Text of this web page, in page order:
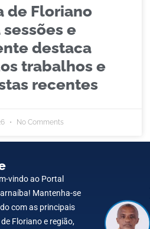
de Floriano
e
destaca
trabalhos e
recentes
No Comments
vindo ao Portal
Mantenha-se
com as principais
Floriano e região,